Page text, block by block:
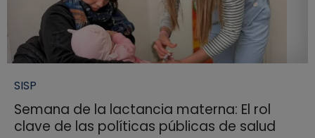
SISP
Semana de la lactancia materna: El rol
clave de las políticas públicas de salud